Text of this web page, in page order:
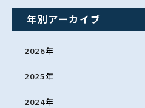
年別アーカイブ
2026年
2025年
2024年